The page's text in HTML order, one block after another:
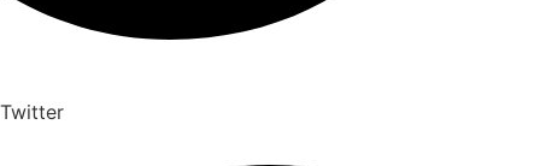
Twitter